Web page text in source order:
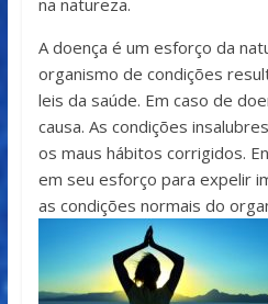
na natureza.
A doença é um esforço da
organismo de condições
leis da saúde. Em caso de
causa. As condições
os maus hábitos corrigidos.
em seu esforço para expelir
as condições normais do